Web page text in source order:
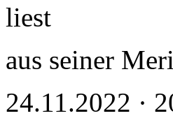
aus seiner
24.11.2022 ·